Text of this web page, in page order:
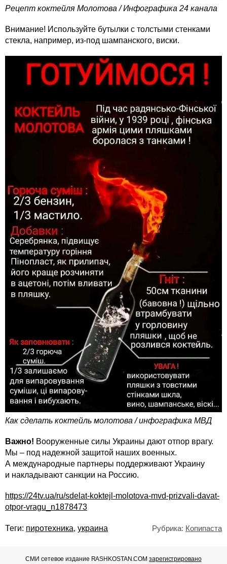
Рецепт коктейля Молотова / Инфографика 24 канала
Внимание! Используйте бутылки с толстыми стенками
стекла, например, из-под шампанского, виски.
Как сделать коктейль молотова / инфографика МВД
Важно! Вооруженные силы Украины дают отпор врагу.
Мы – под надежной защитой наших военных.
А международные партнеры поддерживают Украину
и накладывают санкции на Россию.
https://24tv.ua/ru/sdelat-koktejl-molotova-mvd-prizvali-davat-
otpor-vragu_n1878473
Теги: пиротехника, украина Рубрика: Копипаста
СМИ сетевое издание RASHKOSTAN.COMзарегистрировано